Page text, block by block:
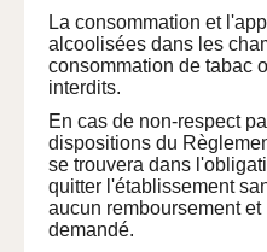
La consommation et
alcoolisées dans les
consommation de tabac
interdits.
En cas de non-respect
dispositions du
se trouvera dans
quitter l'établissement
aucun remboursement et
demandé.